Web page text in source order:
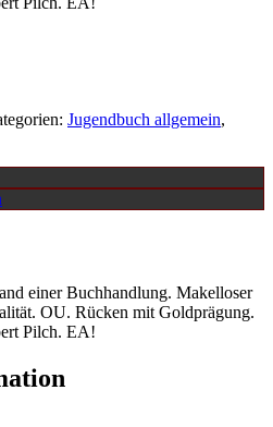
Jugendbuch allgemein,
einer Buchhandlung. Makelloser
OU. Rücken mit Goldprägung.
Pilch. EA!